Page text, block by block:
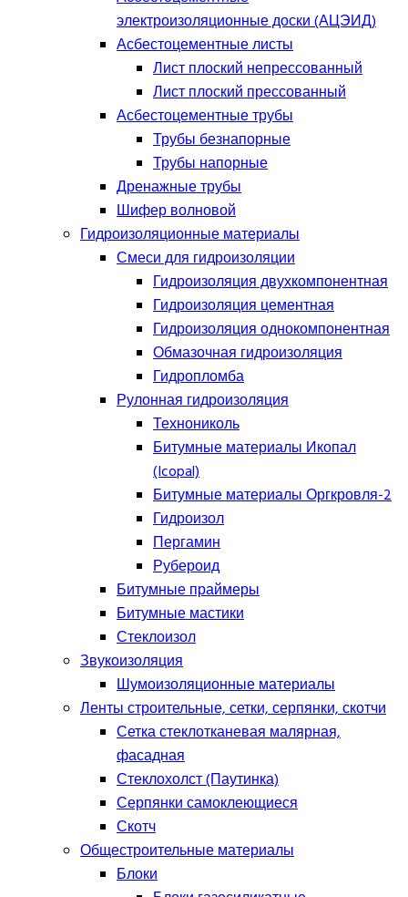
электроизоляционные доски (АЦЭИД)
Асбестоцементные листы
Лист плоский непрессованный
Лист плоский прессованный
Асбестоцементные трубы
Трубы безнапорные
Трубы напорные
Дренажные трубы
Шифер волновой
Гидроизоляционные материалы
Смеси для гидроизоляции
Гидроизоляция двухкомпонентная
Гидроизоляция цементная
Гидроизоляция однокомпонентная
Обмазочная гидроизоляция
Гидропломба
Рулонная гидроизоляция
Технониколь
Битумные материалы Икопал
(Icopal)
Битумные материалы Оргкровля-2
Гидроизол
Пергамин
Рубероид
Битумные праймеры
Битумные мастики
Стеклоизол
Звукоизоляция
Шумоизоляционные материалы
Ленты строительные, сетки, серпянки, скотчи
Сетка стеклотканевая малярная,
фасадная
Стеклохолст (Паутинка)
Серпянки самоклеющиеся
Скотч
Общестроительные материалы
Блоки